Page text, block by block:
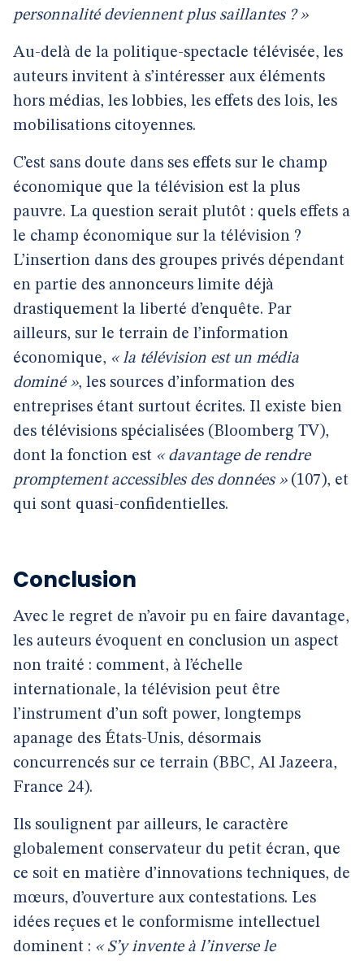
personnalité deviennent plus saillantes ? »
Au-delà de la politique-spectacle télévisée, les
auteurs invitent à s’intéresser aux éléments
hors médias, les lobbies, les effets des lois, les
mobilisations citoyennes.
C’est sans doute dans ses effets sur le champ
économique que la télévision est la plus
pauvre. La question serait plutôt : quels effets a
le champ économique sur la télévision ?
L’insertion dans des groupes privés dépendant
en partie des annonceurs limite déjà
drastiquement la liberté d’enquête. Par
ailleurs, sur le terrain de l’information
économique, « la télévision est un média
dominé », les sources d’information des
entreprises étant surtout écrites. Il existe bien
des télévisions spécialisées (Bloomberg TV),
dont la fonction est « davantage de rendre
promptement accessibles des données »(107), et
qui sont quasi-confidentielles.
Conclusion
Avec le regret de n’avoir pu en faire davantage,
les auteurs évoquent en conclusion un aspect
non traité : comment, à l’échelle
internationale, la télévision peut être
l’instrument d’un soft power, longtemps
apanage des États-Unis, désormais
concurrencés sur ce terrain (BBC, Al Jazeera,
France 24).
Ils soulignent par ailleurs, le caractère
globalement conservateur du petit écran, que
ce soit en matière d’innovations techniques, de
mœurs, d’ouverture aux contestations. Les
idées reçues et le conformisme intellectuel
dominent : « S’y invente à l’inverse le